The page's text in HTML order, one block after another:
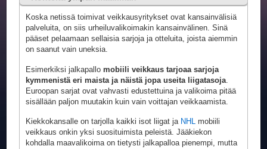
Koska netissä toimivat veikkausyritykset ovat kansainvälisiä
palveluita, on siis urheiluvalikoimakin kansainvälinen. Sinä
pääset pelaamaan sellaisia sarjoja ja otteluita, joista aiemmin
on saanut vain uneksia.
Esimerkiksi jalkapallomobiili veikkaus tarjoaa sarjoja
kymmenistä eri maista ja näistä jopa useita liigatasoja
Euroopan sarjat ovat vahvasti edustettuina ja valikoima pitää
sisällään paljon muutakin kuin vain voittajan veikkaamista.
Kiekkokansalle on tarjolla kaikki isot liigat ja NHL mobiili
veikkaus onkin yksi suosituimista peleistä. Jääkiekon
kohdalla maavalikoima on tietysti jalkapalloa pienempi, mutta